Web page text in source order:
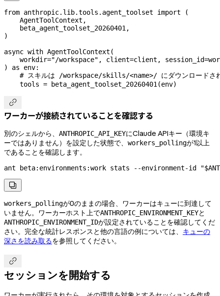
from anthropic.lib.tools.agent_toolset import (
    AgentToolContext,
    beta_agent_toolset_20260401,
)
async with AgentToolContext(
    workdir
="/workspace" , client=client, session_id=
) as env:
# スキルは /workspace/skills/<name>/ にダウンロードさ
    tools
= beta_agent_toolset_20260401(env)

ワーカーが接続されていることを確認する
別のシェルから、 ANTHROPIC_API_KEYにClaude APIキー（環境キ
ーではありません）を設定した状態で、 workers_pollingが1以上
であることを確認します。
ant beta:environments:work stats --environment-id "

workers_pollingが0のままの場合、ワーカーはキューに到達して
いません。ワーカーホスト上でANTHROPIC_ENVIRONMENT_KEYと
ANTHROPIC_ENVIRONMENT_IDが設定されていることを確認してくだ
さい。完全な統計レスポンスと他の言語の例については、 キューの
深さを読み取るを参照してください。

セッションを開始する